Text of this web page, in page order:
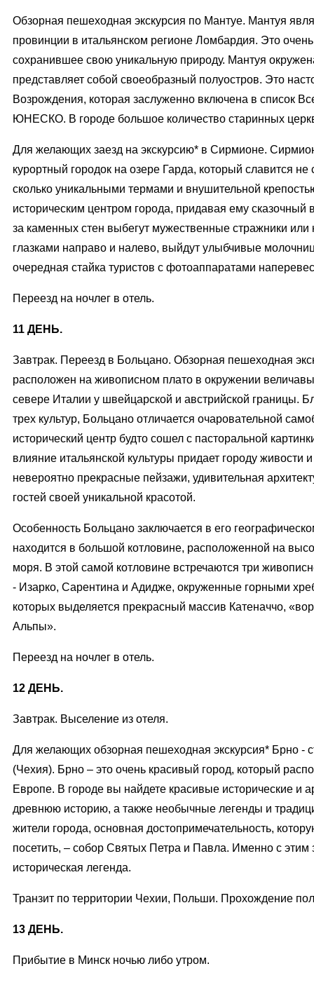
Обзорная пешеходная экскурсия по Мантуе. Мантуя
провинции в итальянском регионе Ломбардия. Это
сохранившее свою уникальную природу. Мантуя
представляет собой своеобразный полуостров. Это
Возрождения, которая заслуженно включена в список
ЮНЕСКО. В городе большое количество старинных
Для желающих заезд на экскурсию* в Сирмионе.
курортный городок на озере Гарда, который славится
сколько уникальными термами и внушительной
историческим центром города, придавая ему сказочный
за каменных стен выбегут мужественные стражники или
глазками направо и налево, выйдут улыбчивые
очередная стайка туристов с фотоаппаратами
Переезд на ночлег в отель.
11 ДЕНЬ.
Завтрак. Переезд в Больцано. Обзорная пешеходная
расположен на живописном плато в окружении
севере Италии у швейцарской и австрийской границы.
трех культур, Больцано отличается очаровательной
исторический центр будто сошел с пасторальной
влияние итальянской культуры придает городу живости
невероятно прекрасные пейзажи, удивительная
гостей своей уникальной красотой.
Особенность Больцано заключается в его
находится в большой котловине, расположенной на
моря. В этой самой котловине встречаются три
- Изарко, Сарентина и Адидже, окруженные горными
которых выделяется прекрасный массив Катеначчо,
Альпы».
Переезд на ночлег в отель.
12 ДЕНЬ.
Завтрак. Выселение из отеля.
Для желающих обзорная пешеходная экскурсия* Брно -
(Чехия). Брно – это очень красивый город, который
Европе. В городе вы найдете красивые исторические и
древнюю историю, а также необычные легенды и
жители города, основная достопримечательность,
посетить, – собор Святых Петра и Павла. Именно с этим
историческая легенда.
Транзит по территории Чехии, Польши. Прохождение
13 ДЕНЬ.
Прибытие в Минск ночью либо утром.